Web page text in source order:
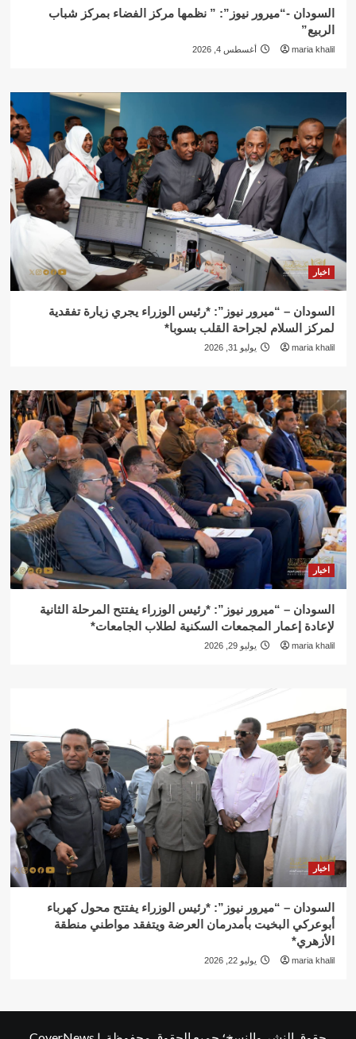
السودان -“ميرور نيوز”: ” نظمها مركز الفضاء بمركز شباب
الربيع”
maria khalil أغسطس 4, 2026
اخبار
السودان – “ميرور نيوز”: *رئيس الوزراء يجري زيارة تفقدية
لمركز السلام لجراحة القلب بسوبا*
maria khalil يوليو 31, 2026
اخبار
السودان – “ميرور نيوز”: *رئيس الوزراء يفتتح المرحلة الثانية
لإعادة إعمار المجمعات السكنية لطلاب الجامعات*
maria khalil يوليو 29, 2026
اخبار
السودان – “ميرور نيوز”: *رئيس الوزراء يفتتح محول كهرباء
أبوعركي البخيت بأمدرمان العرضة ويتفقد مواطني منطقة
الأزهري*
maria khalil يوليو 22, 2026